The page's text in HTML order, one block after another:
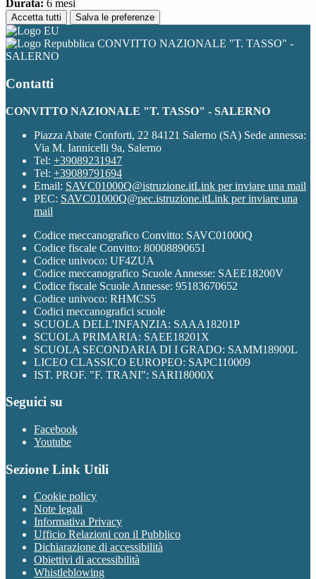
Durata: 6 mesi
Accetta tutti Salva le preferenze
CONVITTO NAZIONALE "T. TASSO" -
SALERNO
Contatti
CONVITTO NAZIONALE "T. TASSO" - SALERNO
Piazza Abate Conforti, 22 84121 Salerno (SA) Sede annessa:
Via M. Iannicelli 9a, Salerno
Tel: +39089231947
Tel: +39089791694
Email: SAVC01000Q@istruzione.itLink per inviare una mail
PEC: SAVC01000Q@pec.istruzione.itLink per inviare una
mail
Codice meccanografico Convitto: SAVC01000Q
Codice fiscale Convitto: 80008890651
Codice univoco: UF4ZUA
Codice meccanografico Scuole Annesse: SAEE18200V
Codice fiscale Scuole Annesse: 95183670652
Codice univoco: RHMCS5
Codici meccanografici scuole
SCUOLA DELL'INFANZIA: SAAA18201P
SCUOLA PRIMARIA: SAEE18201X
SCUOLA SECONDARIA DI I GRADO: SAMM18900L
LICEO CLASSICO EUROPEO: SAPC110009
IST. PROF. "F. TRANI": SARI18000X
Seguici su
Facebook
Youtube
Sezione Link Utili
Cookie policy
Note legali
Informativa Privacy
Ufficio Relazioni con il Pubblico
Dichiarazione di accessibilità
Obiettivi di accessibilità
Whistleblowing